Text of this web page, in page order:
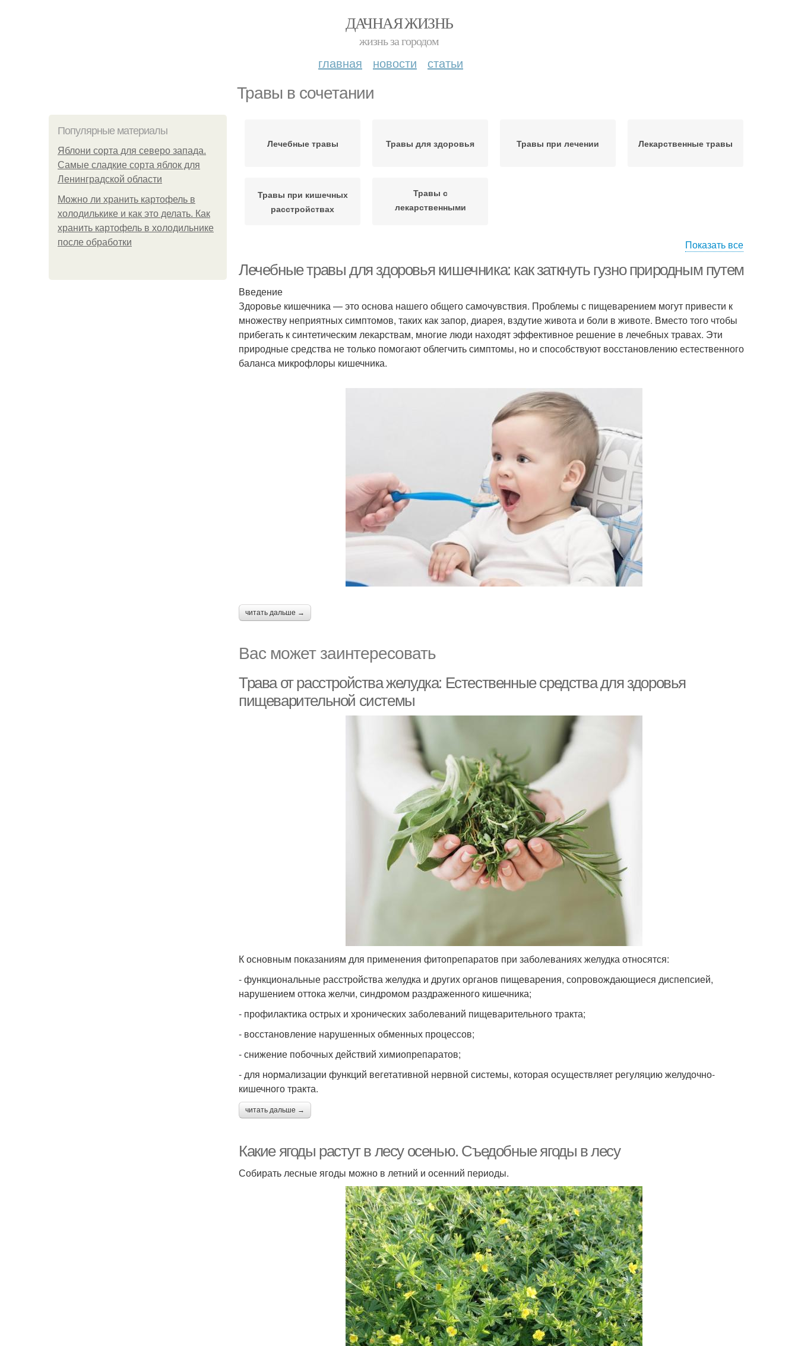
ДАЧНАЯ ЖИЗНЬ
жизнь за городом
главная новости статьи
Травы в сочетании
Популярные материалы
Яблони сорта для северо запада.
Самые сладкие сорта яблок для
Ленинградской области
Можно ли хранить картофель в
холодилькике и как это делать. Как
хранить картофель в холодильнике
после обработки
Лечебные травы Травы для здоровья Травы при лечении Лекарственные травы
Травы при кишечных
расстройствах
Травы с
лекарственными
Показать все
Лечебные травы для здоровья кишечника: как заткнуть гузно природным путем
Введение
Здоровье кишечника — это основа нашего общего самочувствия. Проблемы с пищеварением могут привести к
множеству неприятных симптомов, таких как запор, диарея, вздутие живота и боли в животе. Вместо того чтобы
прибегать к синтетическим лекарствам, многие люди находят эффективное решение в лечебных травах. Эти
природные средства не только помогают облегчить симптомы, но и способствуют восстановлению естественного
баланса микрофлоры кишечника.
читать дальше →
Вас может заинтересовать
Трава от расстройства желудка: Естественные средства для здоровья
пищеварительной системы
К основным показаниям для применения фитопрепаратов при заболеваниях желудка относятся:
- функциональные расстройства желудка и других органов пищеварения, сопровождающиеся диспепсией,
нарушением оттока желчи, синдромом раздраженного кишечника;
- профилактика острых и хронических заболеваний пищеварительного тракта;
- восстановление нарушенных обменных процессов;
- снижение побочных действий химиопрепаратов;
- для нормализации функций вегетативной нервной системы, которая осуществляет регуляцию желудочно-
кишечного тракта.
читать дальше →
Какие ягоды растут в лесу осенью. Съедобные ягоды в лесу
Собирать лесные ягоды можно в летний и осенний периоды.